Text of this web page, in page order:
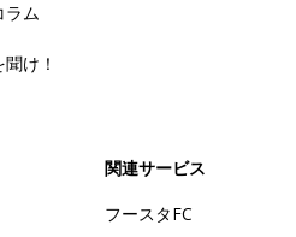
ラム
け！
関連サービス
フースタFC